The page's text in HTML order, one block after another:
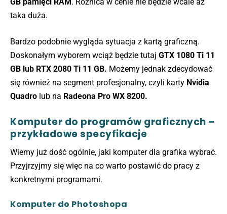
taka duża.
Bardzo podobnie wygląda sytuacja z kartą graficzną.
Doskonałym wyborem wciąż będzie tutaj GTX 1080 Ti 11
GB lub RTX 2080 Ti 11 GB. Możemy jednak zdecydować
się również na segment profesjonalny, czyli karty Nvidia
Quadro lub na Radeona Pro WX 8200.
Komputer do programów graficznych –
przykładowe specyfikacje
Wiemy już dość ogólnie, jaki komputer dla grafika wybrać.
Przyjrzyjmy się więc na co warto postawić do pracy z
konkretnymi programami.
Komputer do Photoshopa